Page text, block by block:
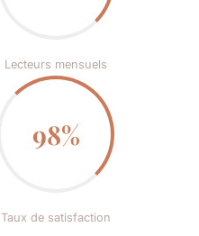
Lecteurs mensuels
98%
Taux de satisfaction